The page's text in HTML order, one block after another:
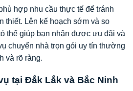
hợp nhu cầu thực tế để tránh
thiết. Lên kế hoạch sớm và so
thể giúp bạn nhận được ưu đãi và
chuyển nhà trọn gói uy tín thường
và rõ ràng.
tại Đắk Lắk và Bắc Ninh